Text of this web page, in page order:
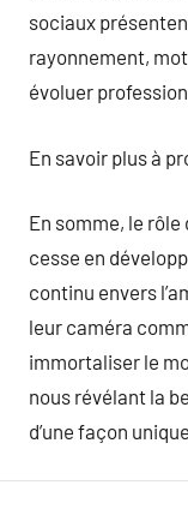
sociaux
rayonnement,
évoluer
En savoir plus à
En somme, le
cesse en
continu envers
leur caméra
immortaliser le
nous révélant la
d’une façon